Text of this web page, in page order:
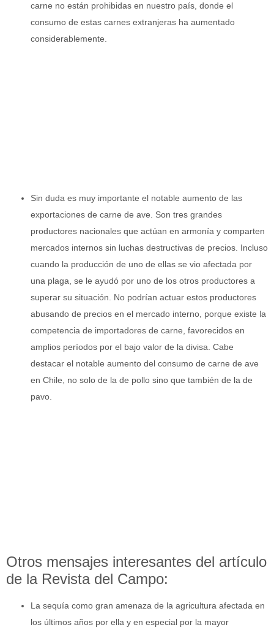
carne no están prohibidas en nuestro país, donde el
consumo de estas carnes extranjeras ha aumentado
considerablemente.
Sin duda es muy importante el notable aumento de las
exportaciones de carne de ave. Son tres grandes
productores nacionales que actúan en armonía y comparten
mercados internos sin luchas destructivas de precios. Incluso
cuando la producción de uno de ellas se vio afectada por
una plaga, se le ayudó por uno de los otros productores a
superar su situación. No podrían actuar estos productores
abusando de precios en el mercado interno, porque existe la
competencia de importadores de carne, favorecidos en
amplios períodos por el bajo valor de la divisa. Cabe
destacar el notable aumento del consumo de carne de ave
en Chile, no solo de la de pollo sino que también de la de
pavo.
Otros mensajes interesantes del artículo
de la Revista del Campo:
La sequía como gran amenaza de la agricultura afectada en
los últimos años por ella y en especial por la mayor